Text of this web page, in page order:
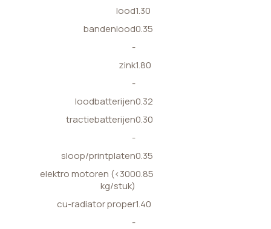
lood1.30
bandenlood0.35
-
zink1.80
-
loodbatterijen0.32
tractiebatterijen0.30
-
sloop/printplaten0.35
elektro motoren (<300
kg/stuk)
0.85
cu-radiator proper1.40
-